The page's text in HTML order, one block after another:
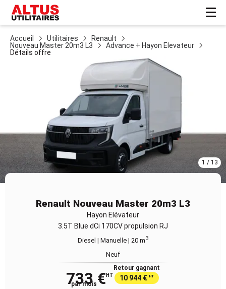
Accueil Utilitaires
Renault
Nouveau Master 20m3 L3
Advance + Hayon Elevateur
Détails offre
1 / 13
Renault Nouveau Master 20m3 L3
Hayon Elévateur
3.5T Blue dCi 170CV propulsion RJ
Diesel | Manuelle | 20 m3
Neuf
733 € HT
par mois
Retour gagnant
10 944 € HT